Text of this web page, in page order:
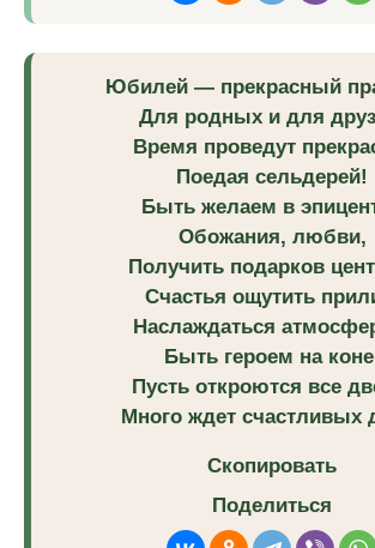
Юбилей — прекрасный
Для родных и для
Время проведут
Поедая сельдерей!
Быть желаем в
Обожания, любви,
Получить подарков
Счастья ощутить
Наслаждаться
Быть героем на
Пусть откроются все
Много ждет счастливых
Скопировать
Поделиться